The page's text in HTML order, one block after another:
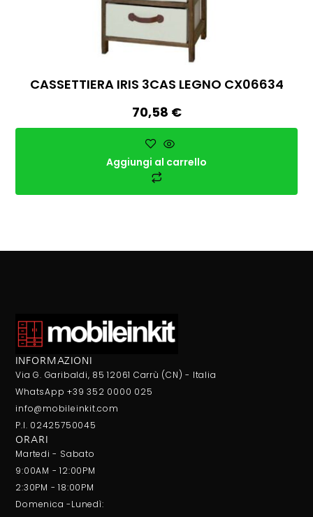
CASSETTIERA IRIS 3CAS LEGNO CX06634
70,58 €
Aggiungi al carrello
INFORMAZIONI
Via G. Garibaldi, 85 12061 Carrù (CN) - Italia
WhatsApp +39 352 0000 025
info@mobileinkit.com
P.I. 02425750045
ORARI
Martedi - Sabato
9:00AM - 12:00PM
2:30PM - 18:00PM
Domenica -Lunedì: